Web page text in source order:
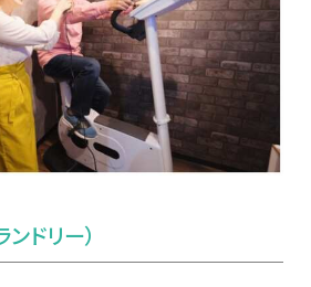
ンドリー）